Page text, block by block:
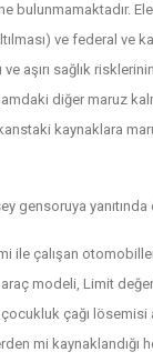
ve federal
aşırı sağlık
diğer maruz
kaynaklara
gensoruya yanıtında
çalışan
modeli, Limit
çağı
mi